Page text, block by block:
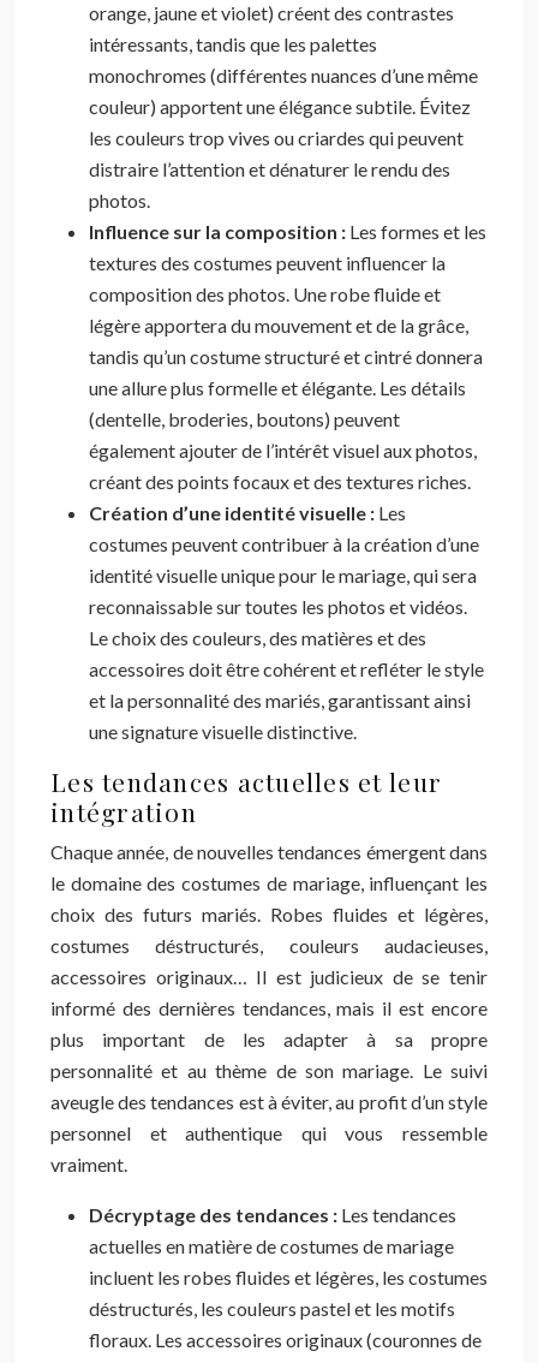
orange, jaune et violet) créent des contrastes
intéressants, tandis que les palettes
monochromes (différentes nuances d’une même
couleur) apportent une élégance subtile. Évitez
les couleurs trop vives ou criardes qui peuvent
distraire l’attention et dénaturer le rendu des
photos.
Influence sur la composition : Les formes et les
textures des costumes peuvent influencer la
composition des photos. Une robe fluide et
légère apportera du mouvement et de la grâce,
tandis qu’un costume structuré et cintré donnera
une allure plus formelle et élégante. Les détails
(dentelle, broderies, boutons) peuvent
également ajouter de l’intérêt visuel aux photos,
créant des points focaux et des textures riches.
Création d’une identité visuelle : Les
costumes peuvent contribuer à la création d’une
identité visuelle unique pour le mariage, qui sera
reconnaissable sur toutes les photos et vidéos.
Le choix des couleurs, des matières et des
accessoires doit être cohérent et refléter le style
et la personnalité des mariés, garantissant ainsi
une signature visuelle distinctive.
Les tendances actuelles et leur
intégration
Chaque année, de nouvelles tendances émergent dans
le domaine des costumes de mariage, influençant les
choix des futurs mariés. Robes fluides et légères,
costumes déstructurés, couleurs audacieuses,
accessoires originaux… Il est judicieux de se tenir
informé des dernières tendances, mais il est encore
plus important de les adapter à sa propre
personnalité et au thème de son mariage. Le suivi
aveugle des tendances est à éviter, au profit d’un style
personnel et authentique qui vous ressemble
vraiment.
Décryptage des tendances : Les tendances
actuelles en matière de costumes de mariage
incluent les robes fluides et légères, les costumes
déstructurés, les couleurs pastel et les motifs
floraux. Les accessoires originaux (couronnes de